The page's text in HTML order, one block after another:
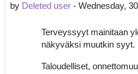
by Deleted user - Wednesday,
Terveyssyyt mainitaan
näkyväksi muutkin syyt.
Taloudelliset,